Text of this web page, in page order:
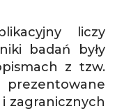
liczy
badań były
z tzw.
zagranicznych